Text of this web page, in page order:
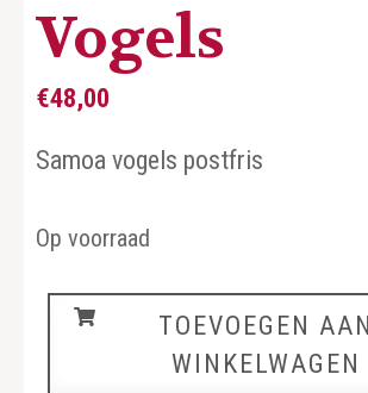
Vogels
€48,00
Samoa vogels postfris
Op voorraad
Vogels
TOEVOEGEN AAN
WINKELWAGEN